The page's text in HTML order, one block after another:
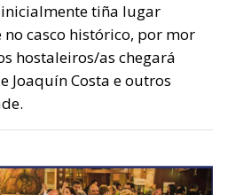
tiña lugar
casco histórico, por mor
hostaleiros/as chegará
Joaquín Costa e outros